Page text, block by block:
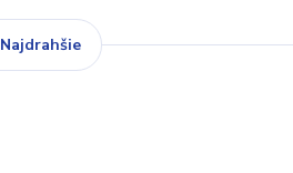
Najdrahšie